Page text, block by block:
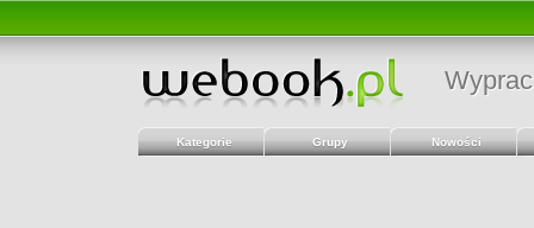
Kategorie Grupy Nowości